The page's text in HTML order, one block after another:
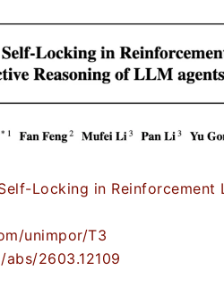
Locking in
unimpor/T3
2603.12109